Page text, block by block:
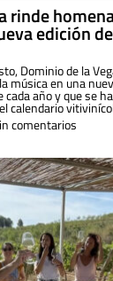
rinde
edición
Dominio de la
música en una
cada año y que se
calendario
comentarios